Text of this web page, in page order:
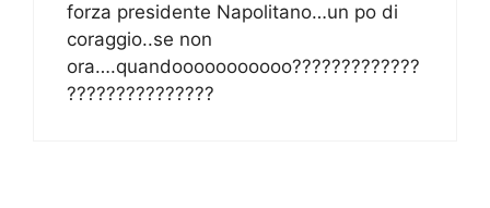
forza presidente Napolitano…un po di
coraggio..se non
ora….quandooooooooooo?????????????
???????????????